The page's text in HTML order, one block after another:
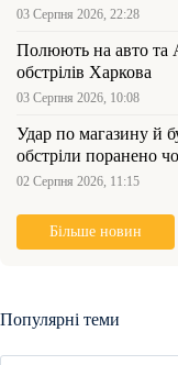
03 Серпня 2026, 22:28
Полюють на авто та
обстрілів Харкова
03 Серпня 2026, 10:08
Удар по магазину й
обстріли поранено
02 Серпня 2026, 11:15
Більше новин
Популярні теми